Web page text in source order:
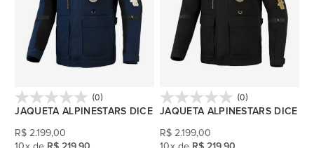
(0)
JAQUETA ALPINESTARS DICE
R$ 2.199,00
(0)
JAQUETA ALPINESTARS DICE
R$ 2.199,00